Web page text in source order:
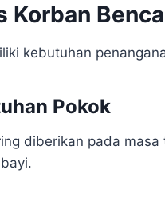
Korban
kebutuhan
Pokok
diberikan pada